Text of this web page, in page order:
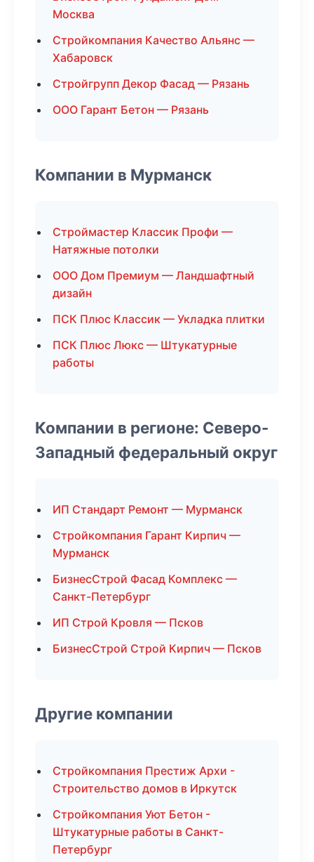
Москва
Стройкомпания Качество Альянс —
Хабаровск
Стройгрупп Декор Фасад — Рязань
ООО Гарант Бетон — Рязань
Компании в Мурманск
Строймастер Классик Профи —
Натяжные потолки
ООО Дом Премиум — Ландшафтный
дизайн
ПСК Плюс Классик — Укладка плитки
ПСК Плюс Люкс — Штукатурные
работы
Компании в регионе: Северо-
Западный федеральный округ
ИП Стандарт Ремонт — Мурманск
Стройкомпания Гарант Кирпич —
Мурманск
БизнесСтрой Фасад Комплекс —
Санкт-Петербург
ИП Строй Кровля — Псков
БизнесСтрой Строй Кирпич — Псков
Другие компании
Стройкомпания Престиж Архи -
Строительство домов в Иркутск
Стройкомпания Уют Бетон -
Штукатурные работы в Санкт-
Петербург